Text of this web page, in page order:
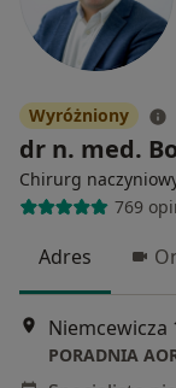
Wyróżniony
dr n. med.
Chirurg
769
Adres
Niemcewicza
PORADNIA